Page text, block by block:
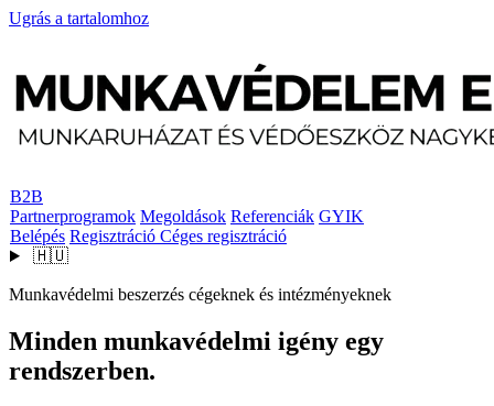
Ugrás a tartalomhoz
B2B
Partnerprogramok Megoldások Referenciák GYIK
Belépés Regisztráció Céges regisztráció
🇭🇺
Munkavédelmi beszerzés cégeknek és intézményeknek
Minden munkavédelmi igény egy
rendszerben.